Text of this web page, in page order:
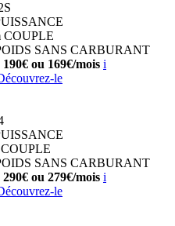
COUPLE
SANS CARBURANT
ou 169€/mois i
le
COUPLE
SANS CARBURANT
ou 279€/mois i
le